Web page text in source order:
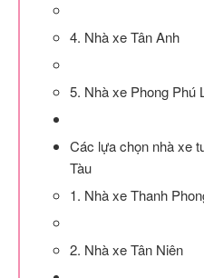
4. Nhà xe Tân Anh
5. Nhà xe Phong Phú
Các lựa chọn nhà xe
Tàu
1. Nhà xe Thanh
2. Nhà xe Tân Niên